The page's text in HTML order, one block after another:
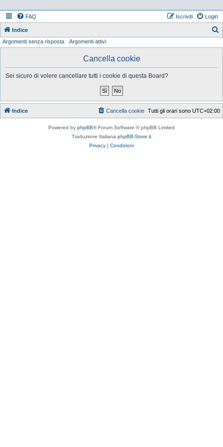
FAQ Login
Iscriviti
Indice
Argomenti senza risposta Argomenti attivi
Cancella cookie
Sei sicuro di volere cancellare tutti i cookie di questa Board?
Indice Tutti gli orari sono UTC+02:00
Cancella cookie
Powered by phpBB® Forum Software © phpBB Limited
Traduzione Italiana phpBB-Store.it
Privacy | Condizioni